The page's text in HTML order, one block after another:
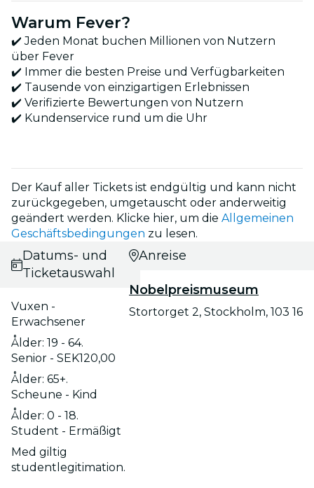
Warum Fever?
✔️ Jeden Monat buchen Millionen von Nutzern
über Fever
✔️ Immer die besten Preise und Verfügbarkeiten
✔️ Tausende von einzigartigen Erlebnissen
✔️ Verifizierte Bewertungen von Nutzern
✔️ Kundenservice rund um die Uhr
Der Kauf aller Tickets ist endgültig und kann nicht
zurückgegeben, umgetauscht oder anderweitig
geändert werden. Klicke hier, um die Allgemeinen
Geschäftsbedingungen zu lesen.
Datums- und
Ticketauswahl
Vuxen -
Erwachsener
Ålder: 19 - 64.
Senior - SEK120,00
Ålder: 65+.
Scheune - Kind
Ålder: 0 - 18.
Student - Ermäßigt
Med giltig
studentlegitimation.
Anreise
Nobelpreismuseum
Stortorget 2, Stockholm, 103 16